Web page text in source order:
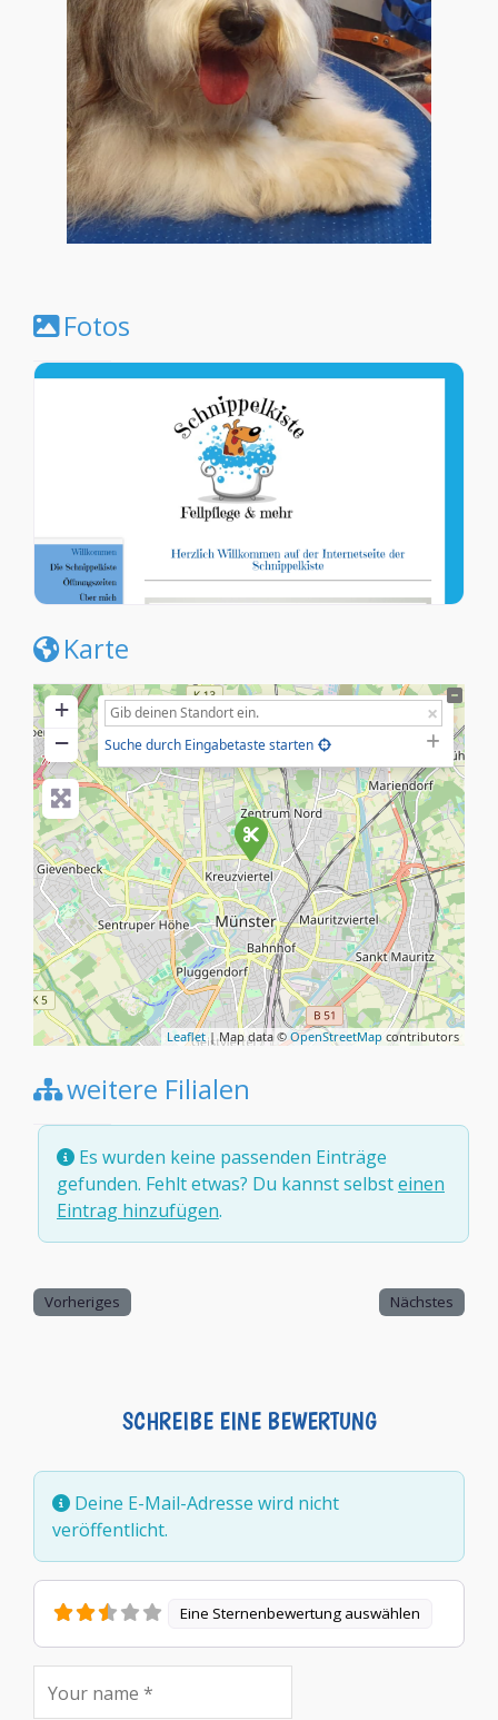
Fotos
Karte
+
−
Suche durch Eingabetaste starten
Leaflet| Map data ©OpenStreetMap contributors
weitere Filialen
Es wurden keine passenden Einträge
gefunden. Fehlt etwas? Du kannst selbsteinen
Eintrag hinzufügen.
Vorheriges Nächstes
SCHREIBE EINE BEWERTUNG
Deine E-Mail-Adresse wird nicht
veröffentlicht.
Eine Sternenbewertung auswählen